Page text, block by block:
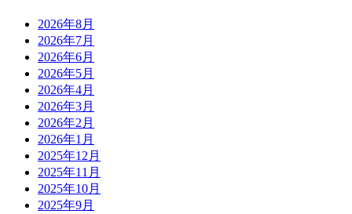
2026年8月
2026年7月
2026年6月
2026年5月
2026年4月
2026年3月
2026年2月
2026年1月
2025年12月
2025年11月
2025年10月
2025年9月